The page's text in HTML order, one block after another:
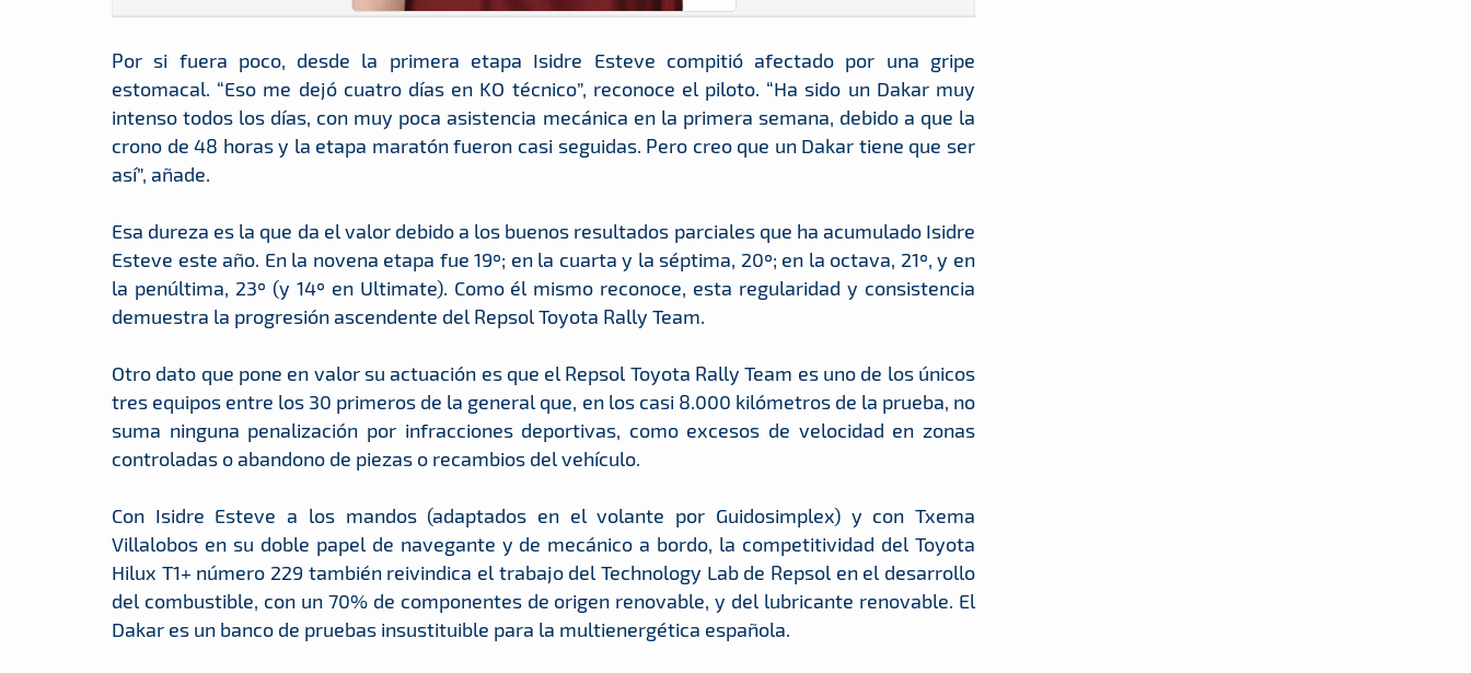
Por si fuera poco, desde la primera etapa Isidre Esteve compitió afectado por una gripe
estomacal. “Eso me dejó cuatro días en KO técnico”, reconoce el piloto. “Ha sido un Dakar muy
intenso todos los días, con muy poca asistencia mecánica en la primera semana, debido a que la
crono de 48 horas y la etapa maratón fueron casi seguidas. Pero creo que un Dakar tiene que ser
así”, añade.
Esa dureza es la que da el valor debido a los buenos resultados parciales que ha acumulado Isidre
Esteve este año. En la novena etapa fue 19º; en la cuarta y la séptima, 20º; en la octava, 21º, y en
la penúltima, 23º (y 14º en Ultimate). Como él mismo reconoce, esta regularidad y consistencia
demuestra la progresión ascendente del Repsol Toyota Rally Team.
Otro dato que pone en valor su actuación es que el Repsol Toyota Rally Team es uno de los únicos
tres equipos entre los 30 primeros de la general que, en los casi 8.000 kilómetros de la prueba, no
suma ninguna penalización por infracciones deportivas, como excesos de velocidad en zonas
controladas o abandono de piezas o recambios del vehículo.
Con Isidre Esteve a los mandos (adaptados en el volante por Guidosimplex) y con Txema
Villalobos en su doble papel de navegante y de mecánico a bordo, la competitividad del Toyota
Hilux T1+ número 229 también reivindica el trabajo del Technology Lab de Repsol en el desarrollo
del combustible, con un 70% de componentes de origen renovable, y del lubricante renovable. El
Dakar es un banco de pruebas insustituible para la multienergética española.